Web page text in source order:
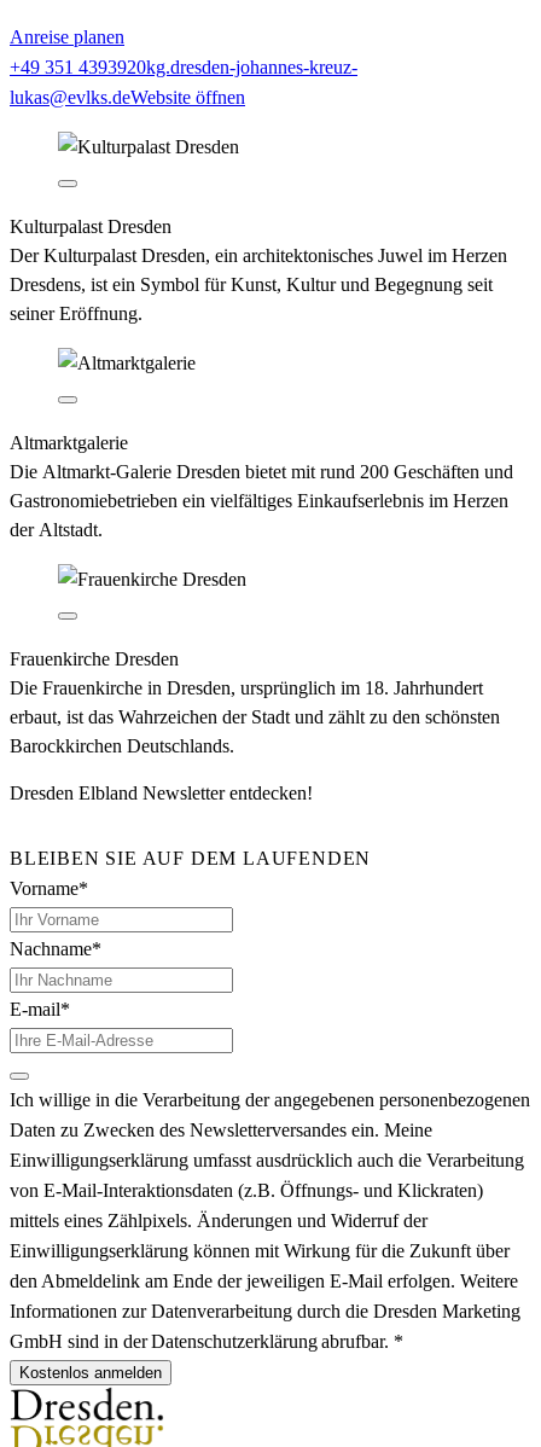
Anreise planen
+49 351 4393920kg.dresden-johannes-kreuz-
lukas@evlks.deWebsite öffnen
Kulturpalast Dresden
Der Kulturpalast Dresden, ein architektonisches Juwel im Herzen
Dresdens, ist ein Symbol für Kunst, Kultur und Begegnung seit
seiner Eröffnung.
Altmarktgalerie
Die Altmarkt-Galerie Dresden bietet mit rund 200 Geschäften und
Gastronomiebetrieben ein vielfältiges Einkaufserlebnis im Herzen
der Altstadt.
Frauenkirche Dresden
Die Frauenkirche in Dresden, ursprünglich im 18. Jahrhundert
erbaut, ist das Wahrzeichen der Stadt und zählt zu den schönsten
Barockkirchen Deutschlands.
Dresden Elbland Newsletter entdecken!
BLEIBEN SIE AUF DEM LAUFENDEN
Vorname*
Nachname*
E-mail*
Ich willige in die Verarbeitung der angegebenen personenbezogenen
Daten zu Zwecken des Newsletterversandes ein. Meine
Einwilligungserklärung umfasst ausdrücklich auch die Verarbeitung
von E-Mail-Interaktionsdaten (z.B. Öffnungs- und Klickraten)
mittels eines Zählpixels. Änderungen und Widerruf der
Einwilligungserklärung können mit Wirkung für die Zukunft über
den Abmeldelink am Ende der jeweiligen E-Mail erfolgen. Weitere
Informationen zur Datenverarbeitung durch die Dresden Marketing
GmbH sind in der Datenschutzerklärung abrufbar. *
Kostenlos anmelden